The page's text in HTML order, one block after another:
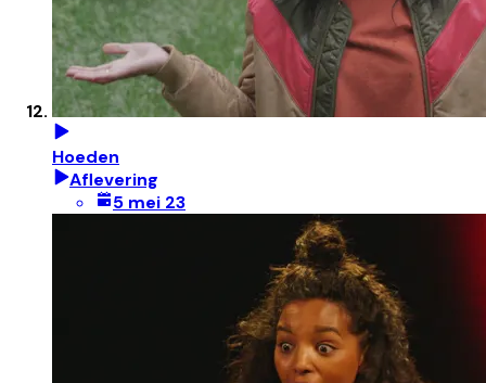
Hoeden
Aflevering
5 mei 23